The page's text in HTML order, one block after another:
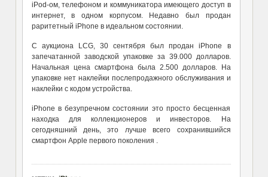
iPod-ом, телефоном и коммуникатора имеющего доступ в
интернет, в одном корпусом. Недавно был продан
раритетный iPhone в идеальном состоянии.
С аукциона LCG, 30 сентября был продан iPhone в
запечатанной заводской упаковке за 39.000 долларов.
Начальная цена смартфона была 2.500 долларов. На
упаковке нет наклейки послепродажного обслуживания и
наклейки с кодом устройства.
iPhone в безупречном состоянии это просто бесценная
находка для коллекционеров и инвесторов. На
сегодняшний день, это лучше всего сохранившийся
смартфон Apple первого поколения .